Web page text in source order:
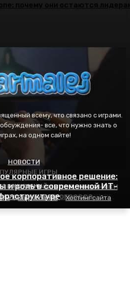
ИГРЫ
правила игры, секреты
советы для начинающих
ИГРЫ
геймплея, механики
стратегия прогресса
НОВОСТИ
корпоративное решение:
и роль в современной ИТ-
почему они остаются
всему, что связано с играми.
все, что нужно знать о
на одном сайте!
защищены.
Карта сайта Хостинг сайта